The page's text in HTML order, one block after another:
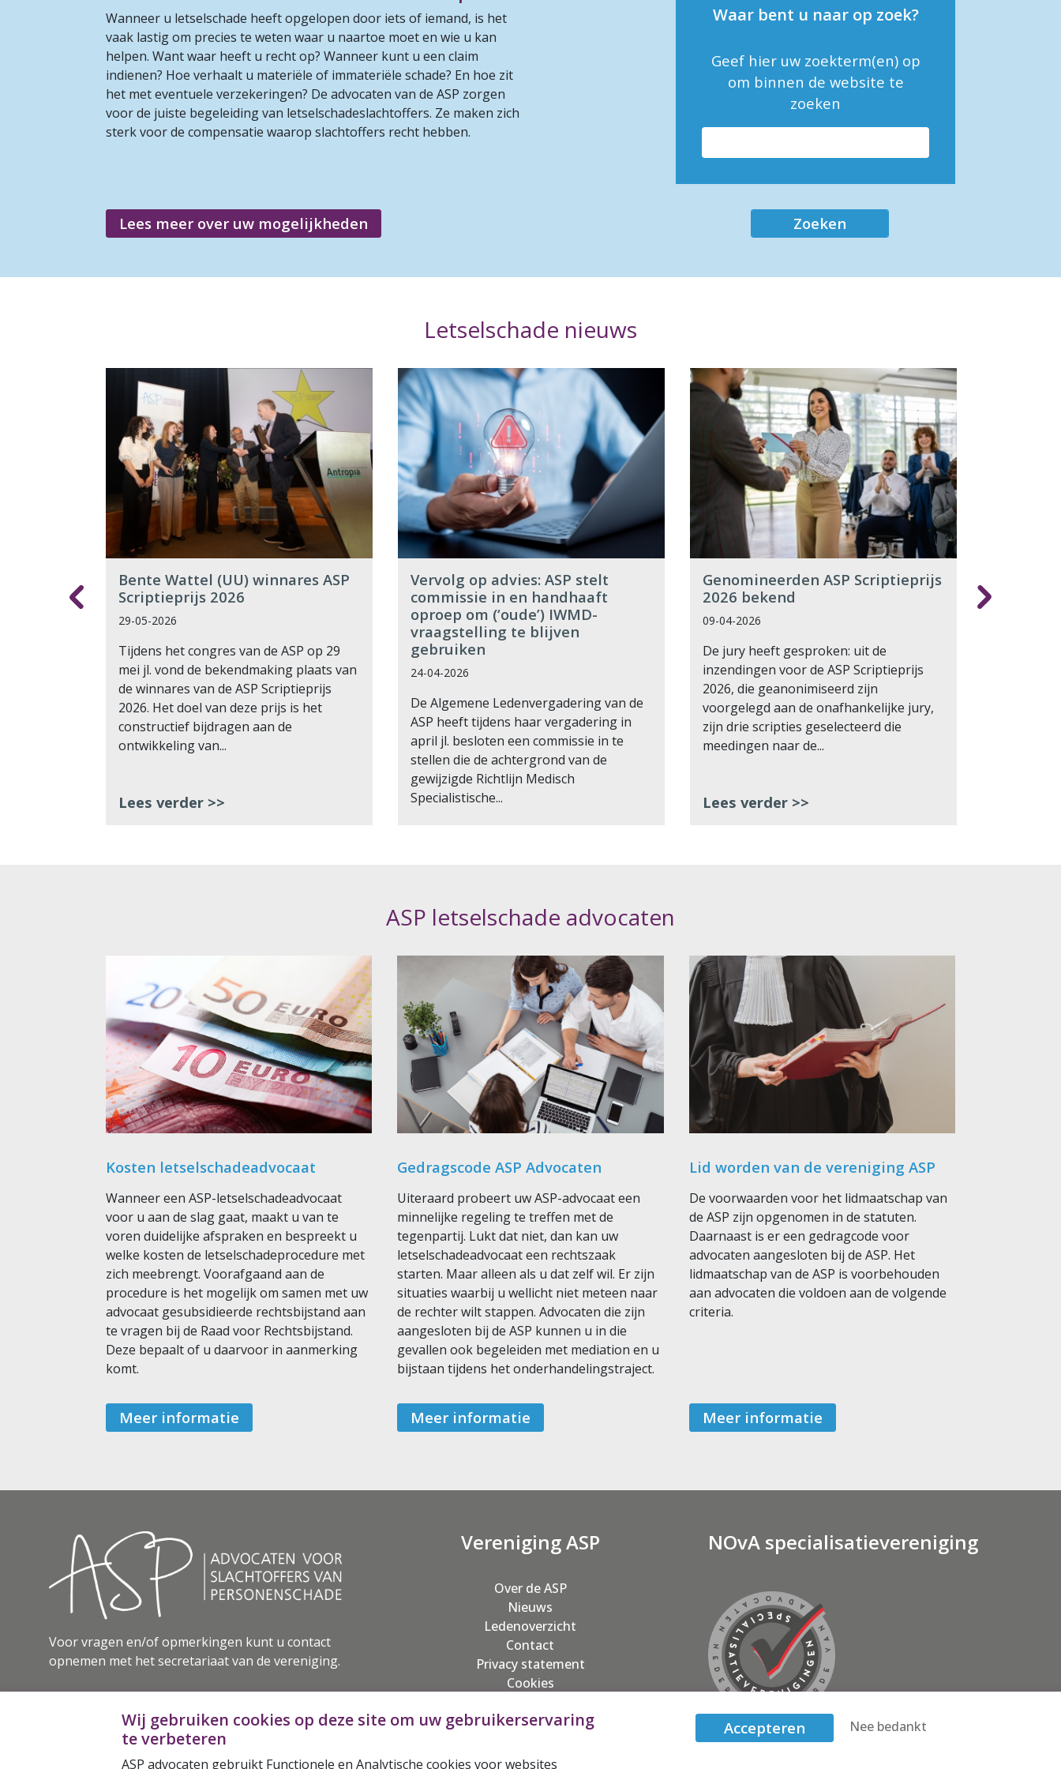
Wanneer u letselschade heeft opgelopen door iets of iemand, is het
vaak lastig om precies te weten waar u naartoe moet en wie u kan
helpen. Want waar heeft u recht op? Wanneer kunt u een claim
indienen? Hoe verhaalt u materiële of immateriële schade? En hoe zit
het met eventuele verzekeringen? De advocaten van de ASP zorgen
voor de juiste begeleiding van letselschadeslachtoffers. Ze maken zich
sterk voor de compensatie waarop slachtoffers recht hebben.
Lees meer over uw mogelijkheden
Waar bent u naar op zoek?
Geef hier uw zoekterm(en) op
om binnen de website te
zoeken
Letselschade nieuws
Bente Wattel (UU) winnares ASP
Scriptieprijs 2026
29-05-2026
Tijdens het congres van de ASP op 29
mei jl. vond de bekendmaking plaats van
de winnares van de ASP Scriptieprijs
2026. Het doel van deze prijs is het
constructief bijdragen aan de
ontwikkeling van...
Lees verder >>
Vervolg op advies: ASP stelt
commissie in en handhaaft
oproep om (‘oude’) IWMD-
vraagstelling te blijven
gebruiken
24-04-2026
De Algemene Ledenvergadering van de
ASP heeft tijdens haar vergadering in
april jl. besloten een commissie in te
stellen die de achtergrond van de
gewijzigde Richtlijn Medisch
Specialistische...
Genomineerden ASP Scriptieprijs
2026 bekend
09-04-2026
De jury heeft gesproken: uit de
inzendingen voor de ASP Scriptieprijs
2026, die geanonimiseerd zijn
voorgelegd aan de onafhankelijke jury,
zijn drie scripties geselecteerd die
meedingen naar de...
Lees verder >>
ASP letselschade advocaten
Kosten letselschadeadvocaat
Wanneer een ASP-letselschadeadvocaat
voor u aan de slag gaat, maakt u van te
voren duidelijke afspraken en bespreekt u
welke kosten de letselschadeprocedure met
zich meebrengt. Voorafgaand aan de
procedure is het mogelijk om samen met uw
advocaat gesubsidieerde rechtsbijstand aan
te vragen bij de Raad voor Rechtsbijstand.
Deze bepaalt of u daarvoor in aanmerking
komt.
Meer informatie
Gedragscode ASP Advocaten
Uiteraard probeert uw ASP-advocaat een
minnelijke regeling te treffen met de
tegenpartij. Lukt dat niet, dan kan uw
letselschadeadvocaat een rechtszaak
starten. Maar alleen als u dat zelf wil. Er zijn
situaties waarbij u wellicht niet meteen naar
de rechter wilt stappen. Advocaten die zijn
aangesloten bij de ASP kunnen u in die
gevallen ook begeleiden met mediation en u
bijstaan tijdens het onderhandelingstraject.
Meer informatie
Lid worden van de vereniging ASP
De voorwaarden voor het lidmaatschap van
de ASP zijn opgenomen in de statuten.
Daarnaast is er een gedragcode voor
advocaten aangesloten bij de ASP. Het
lidmaatschap van de ASP is voorbehouden
aan advocaten die voldoen aan de volgende
criteria.
Meer informatie
Voor vragen en/of opmerkingen kunt u contact
opnemen met het secretariaat van de vereniging.
Secretariaat vereniging ASP
Haagweg 108
2282 AE Rijswijk
Vereniging ASP
Over de ASP
Nieuws
Ledenoverzicht
Contact
Privacy statement
Cookies
NOvA specialisatievereniging
Wij gebruiken cookies op deze site om uw gebruikerservaring
te verbeteren
ASP advocaten gebruikt Functionele en Analytische cookies voor websites
Accepteren Nee bedankt